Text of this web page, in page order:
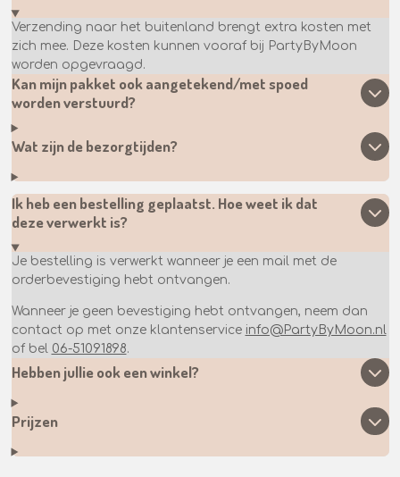
Verzending naar het buitenland brengt extra kosten met
zich mee. Deze kosten kunnen vooraf bij PartyByMoon
worden opgevraagd.
Kan mijn pakket ook aangetekend/met spoed
worden verstuurd?
Wat zijn de bezorgtijden?
Ik heb een bestelling geplaatst. Hoe weet ik dat
deze verwerkt is?
Je bestelling is verwerkt wanneer je een mail met de
orderbevestiging hebt ontvangen.
Wanneer je geen bevestiging hebt ontvangen, neem dan
contact op met onze klantenservice info@PartyByMoon.nl
of bel 06-51091898.
Hebben jullie ook een winkel?
Prijzen